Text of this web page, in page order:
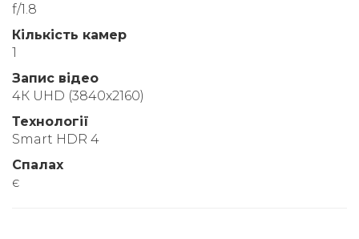
f/1.8
Кількість камер
1
Запис відео
4К UHD (3840x2160)
Технології
Smart HDR 4
Спалах
є